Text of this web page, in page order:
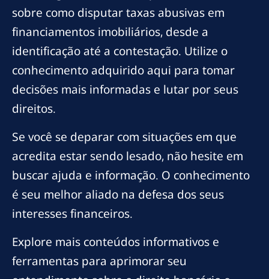
sobre como disputar taxas abusivas em
financiamentos imobiliários, desde a
identificação até a contestação. Utilize o
conhecimento adquirido aqui para tomar
decisões mais informadas e lutar por seus
direitos.
Se você se deparar com situações em que
acredita estar sendo lesado, não hesite em
buscar ajuda e informação. O conhecimento
é seu melhor aliado na defesa dos seus
interesses financeiros.
Explore mais conteúdos informativos e
ferramentas para aprimorar seu